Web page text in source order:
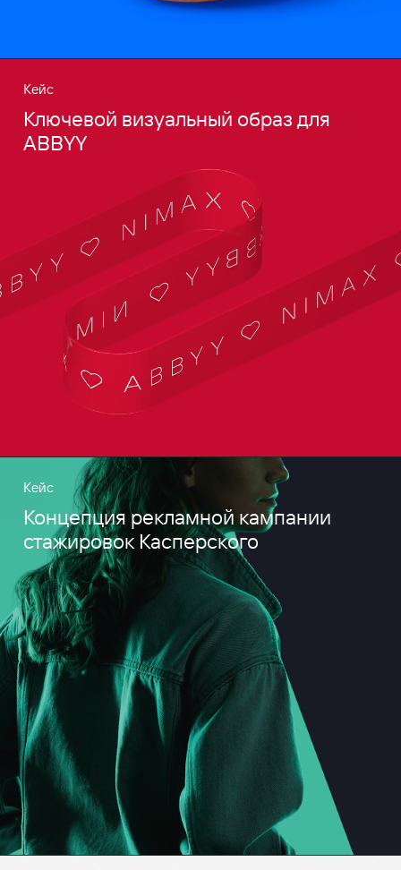
Кейс
Ключевой визуальный образ для
ABBYY
Кейс
Концепция рекламной кампании
стажировок Касперского